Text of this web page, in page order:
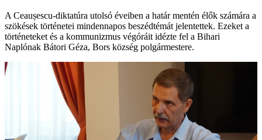
A Ceaușescu-diktatúra utolsó éveiben a határ mentén élők számára a
szökések történetei mindennapos beszédtémát jelentettek. Ezeket a
történeteket és a kommunizmus végóráit idézte fel a Bihari
Naplónak Bátori Géza, Bors község polgármestere.